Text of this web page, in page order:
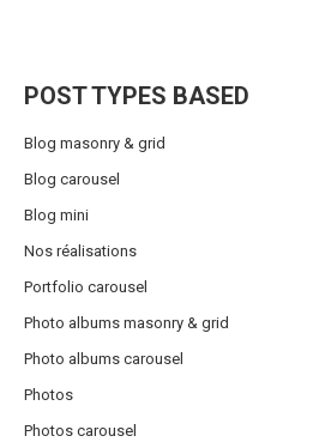
POST TYPES BASED
Blog masonry & grid
Blog carousel
Blog mini
Nos réalisations
Portfolio carousel
Photo albums masonry & grid
Photo albums carousel
Photos
Photos carousel